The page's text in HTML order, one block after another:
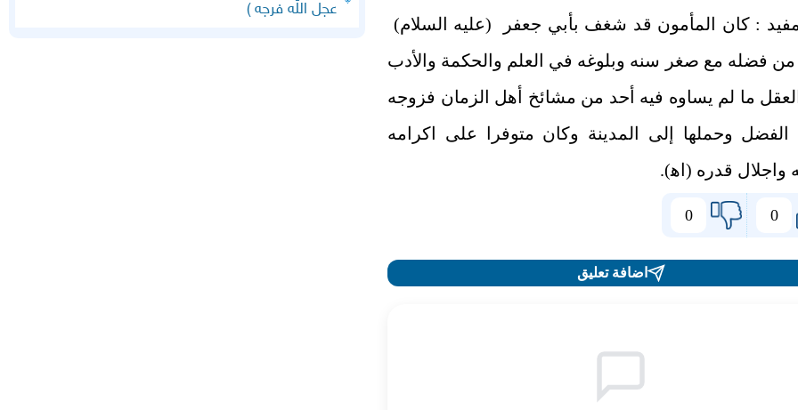
: كان المأمون قد شغف بأبي جعفر (عليه السلام)
من فضله مع صغر سنه وبلوغه في العلم والحكمة والأدب
ما لم يساوه فيه أحد من مشائخ أهل الزمان فزوجه
الفضل وحملها إلى المدينة وكان متوفرا على اكرامه
واجلال قدره (اه‍).
0
0
اضافة تعليق
عجل اللّه فرجه )